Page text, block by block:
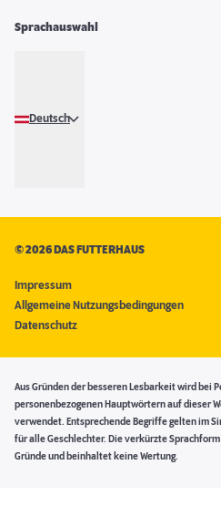
Sprachauswahl
Deutsch
©2026 DAS FUTTERHAUS
Impressum
Allgemeine Nutzungsbedingungen
Datenschutz
Aus Gründen der besseren Lesbarkeit wird bei
personenbezogenen Hauptwörtern auf dieser
verwendet. Entsprechende Begriffe gelten im
für alle Geschlechter. Die verkürzte
Gründe und beinhaltet keine Wertung.